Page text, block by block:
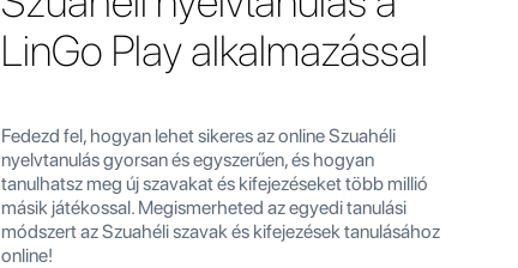
LinGo Play alkalmazással
Fedezd fel, hogyan lehet sikeres az online Szuahéli
nyelvtanulás gyorsan és egyszerűen, és hogyan
tanulhatsz meg új szavakat és kifejezéseket több millió
másik játékossal. Megismerheted az egyedi tanulási
módszert az Szuahéli szavak és kifejezések tanulásához
online!